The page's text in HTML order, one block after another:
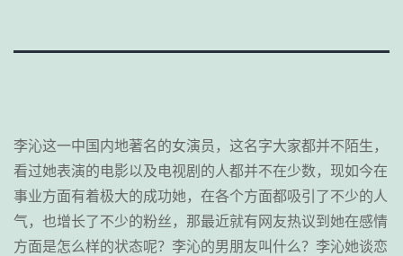
李沁这一中国内地著名的女演员，这名字大家都并不陌生，
看过她表演的电影以及电视剧的人都并不在少数，现如今在
事业方面有着极大的成功她，在各个方面都吸引了不少的人
气，也增长了不少的粉丝，那最近就有网友热议到她在感情
方面是怎么样的状态呢？李沁的男朋友叫什么？李沁她谈恋